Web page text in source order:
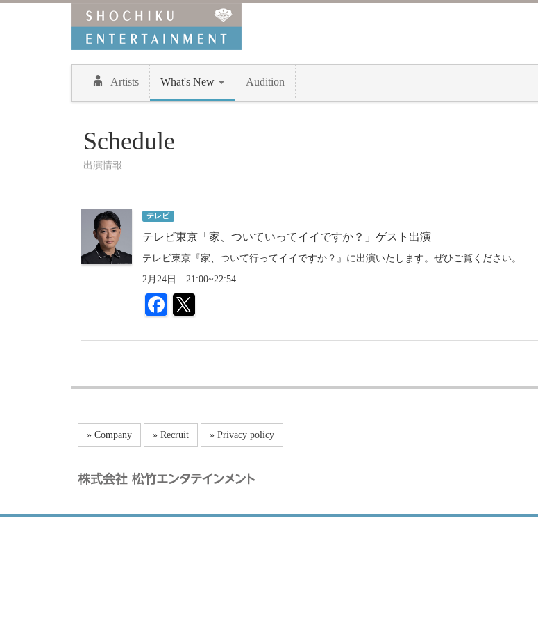
Artists What's New Audition
Schedule
出演情報
テレビ
テレビ東京「家、ついていってイイですか？」ゲスト出演
テレビ東京『家、ついて行ってイイですか？』に出演いたします。ぜひご覧ください。
2月24日 21:00~22:54
» Company » Recruit » Privacy policy